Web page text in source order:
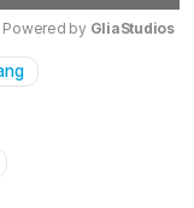
Powered by GliaStudios